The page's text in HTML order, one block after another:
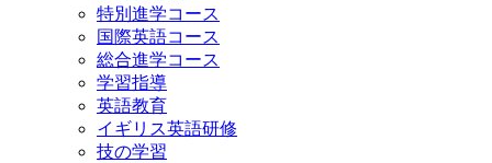
特別進学コース
国際英語コース
総合進学コース
学習指導
英語教育
イギリス英語研修
技の学習